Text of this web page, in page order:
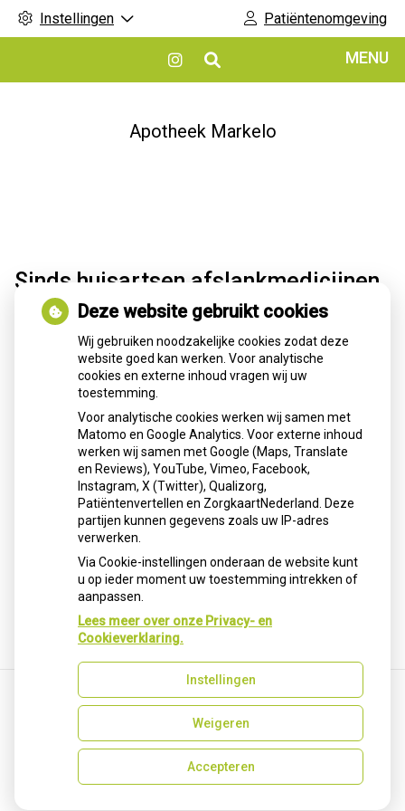
Instellingen Patiëntenomgeving
Bezoek
onze
MENU
Apotheek Markelo
Sinds huisartsen afslankmedicijnen
mogen voorschrijven, neemt gebruik
toe
Sinds huisartsen afslankmedicijnen mogen voorschrijven, is
het gebruik sterk toegenomen: circa 80.000 Nederlanders
gebruiken nu middelen als Wegovy en Saxenda. Artsen
benadrukken dat deze medicijnen geen snelle oplossing
zijn, maar alleen werken als ondersteuning bij blijvende
leefstijlverandering. Stoppen leidt vaak tot
gewichtstoename.
Lees het hele artikel op: Nationale zorggids
Publicatiedatum:30-01-2026
Terug naar overzicht
Uw Zorg Online|Beheer
Privacy verklaring
Deze website gebruikt cookies
Wij gebruiken noodzakelijke cookies zodat deze
website goed kan werken. Voor analytische
cookies en externe inhoud vragen wij uw
toestemming.
Voor analytische cookies werken wij samen met
Matomo en Google Analytics. Voor externe inhoud
werken wij samen met Google (Maps, Translate
en Reviews), YouTube, Vimeo, Facebook,
Instagram, X (Twitter), Qualizorg,
Patiëntenvertellen en ZorgkaartNederland. Deze
partijen kunnen gegevens zoals uw IP-adres
verwerken.
Via Cookie-instellingen onderaan de website kunt
u op ieder moment uw toestemming intrekken of
aanpassen.
Lees meer over onze Privacy- en
Cookieverklaring.
Instellingen
Weigeren
Accepteren